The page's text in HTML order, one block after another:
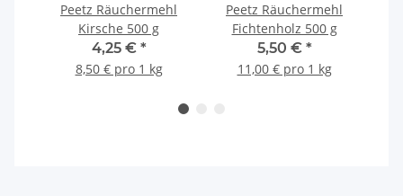
Peetz Räuchermehl
Kirsche 500 g
4,25 € *
8,50 € pro 1 kg
Peetz Räuchermehl
Fichtenholz 500 g
5,50 € *
11,00 € pro 1 kg